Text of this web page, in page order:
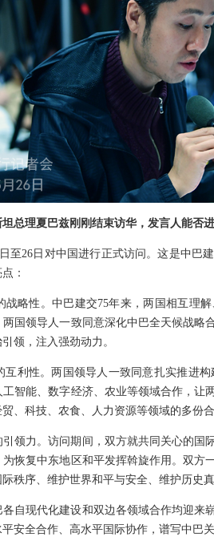
总理夏巴兹刚刚结束访华，发言人能否
至26日对中国进行正式访问。这是中巴
：
略性。中巴建交75年来，两国相互理
国领导人一致同意深化中巴全天候战
领，注入强劲动力。
利性。两国领导人一致同意扎实推进
智能、数字经济、农业等领域合作，让
、科技、农食、人力资源等领域的多份合
领力。访问期间，双方就共同关心的
恢复中东地区和平发挥斡旋作用。双方
秩序、维护世界和平与安全、维护历史真
自现代化建设和双边各领域合作均迎
安全合作、高水平国际协作，谱写中巴关